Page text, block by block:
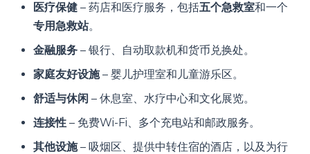
医疗保健 – 药店和医疗服务，包括五个急救室和一个
专用急救站。
金融服务 – 银行、自动取款机和货币兑换处。
家庭友好设施– 婴儿护理室和儿童游乐区。
舒适与休闲 – 休息室、水疗中心和文化展览。
连接性 – 免费Wi-Fi、多个充电站和邮政服务。
其他设施– 吸烟区、提供中转住宿的酒店，以及为行